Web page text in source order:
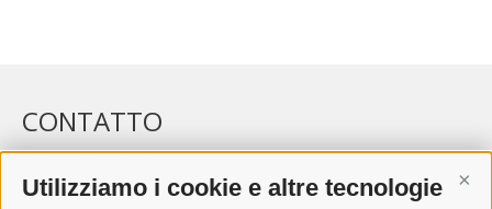
Utilizziamo i cookie e altre tecnologie
CONTATTO
WIPP-MEDIA GMBH
DER ERKER